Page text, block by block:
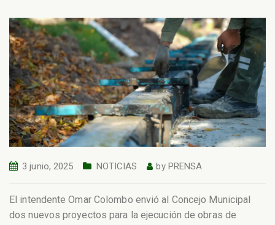
3 junio, 2025 NOTICIAS by PRENSA
El intendente Omar Colombo envió al Concejo Municipal
dos nuevos proyectos para la ejecución de obras de